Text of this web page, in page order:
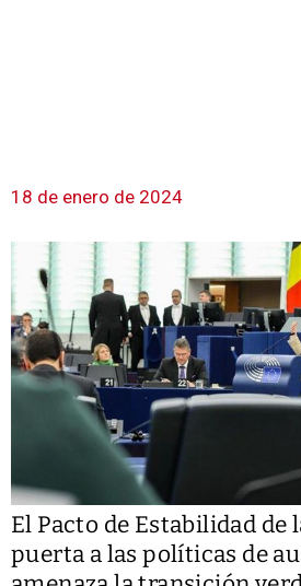
18 de enero de 2024
El Pacto de Estabilidad de
puerta a las políticas de